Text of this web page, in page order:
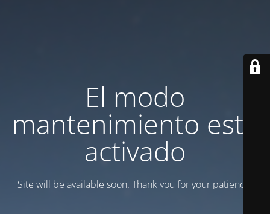
El modo
mantenimiento está
activado
Site will be available soon. Thank you for your patience!